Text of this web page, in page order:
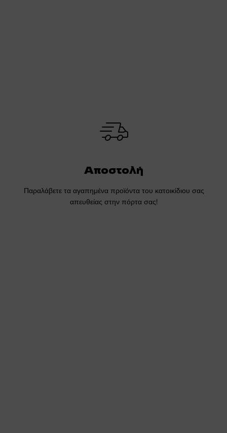
Αποστολή
Παραλάβετε τα αγαπημένα προϊόντα του κατοικίδιου σας
απευθείας στην πόρτα σας!